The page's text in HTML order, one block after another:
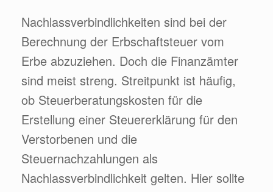
Nachlassverbindlichkeiten sind bei der
Berechnung der Erbschaftsteuer vom
Erbe abzuziehen. Doch die Finanzämter
sind meist streng. Streitpunkt ist häufig,
ob Steuerberatungskosten für die
Erstellung einer Steuererklärung für den
Verstorbenen und die
Steuernachzahlungen als
Nachlassverbindlichkeit gelten. Hier sollte